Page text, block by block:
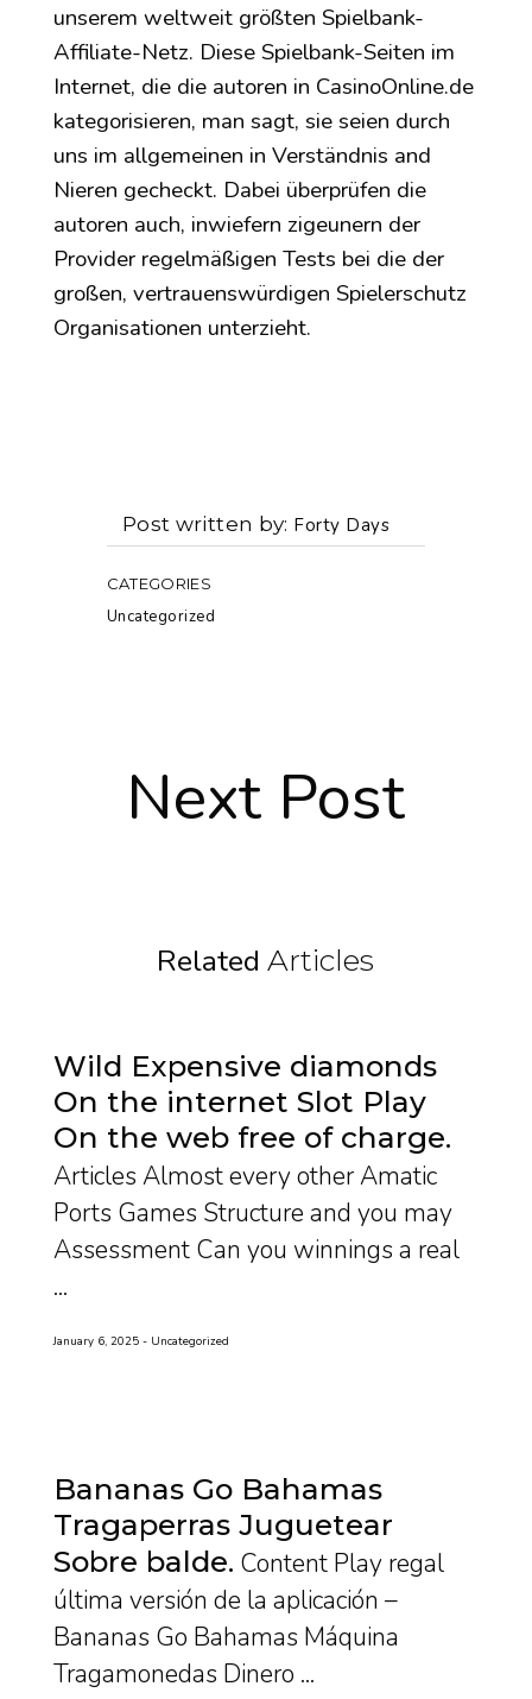
unserem weltweit größten Spielbank-
Affiliate-Netz. Diese Spielbank-Seiten im
Internet, die die autoren in CasinoOnline.de
kategorisieren, man sagt, sie seien durch
uns im allgemeinen in Verständnis and
Nieren gecheckt. Dabei überprüfen die
autoren auch, inwiefern zigeunern der
Provider regelmäßigen Tests bei die der
großen, vertrauenswürdigen Spielerschutz
Organisationen unterzieht.
Post written by Forty Days
CATEGORIES
Uncategorized
Next Post
Related Articles
Wild Expensive diamonds
On the internet Slot Play
On the web free of charge
Articles Almost every other Amatic
Ports Games Structure and you may
Assessment Can you winnings a real
...
January 6, 2025 Uncategorized
Bananas Go Bahamas
Tragaperras Juguetear
Sobre balde Content Play regal
última versión de la aplicación –
Bananas Go Bahamas Máquina
Tragamonedas Dinero ...